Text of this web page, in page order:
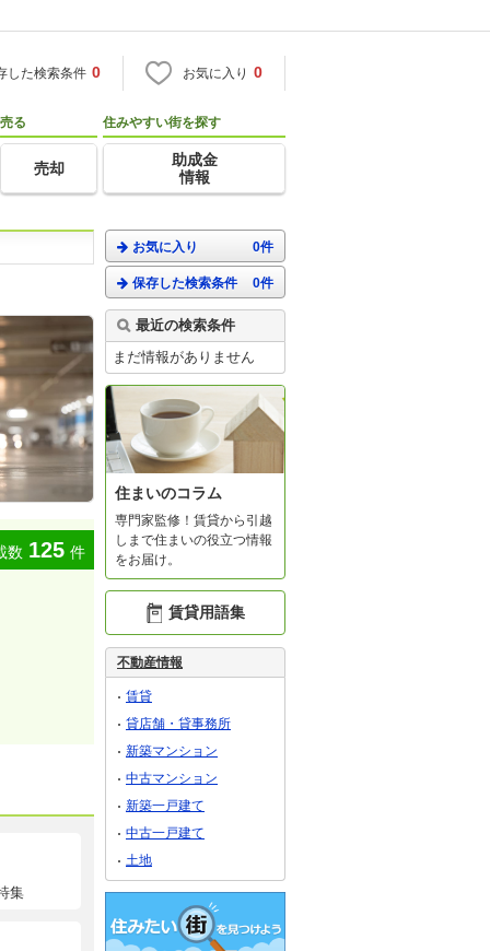
した検索条件 0 お気に入り 0
売る
売却
住みやすい街を探す
助成金
情報
数 125 件
集
お気に入り 0件
保存した検索条件 0件
最近の検索条件
まだ情報がありません
住まいのコラム
専門家監修！賃貸から引越
しまで住まいの役立つ情報
をお届け。
賃貸用語集
不動産情報
賃貸
貸店舗・貸事務所
新築マンション
中古マンション
新築一戸建て
中古一戸建て
土地